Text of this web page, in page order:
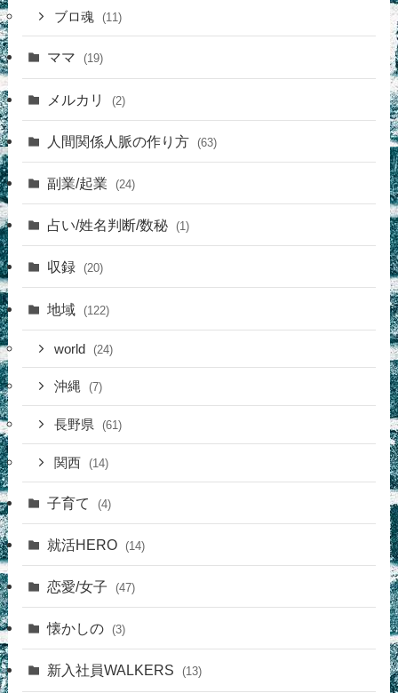
ブロ魂 (11)
ママ (19)
メルカリ (2)
人間関係人脈の作り方 (63)
副業/起業 (24)
占い/姓名判断/数秘 (1)
収録 (20)
地域 (122)
world (24)
沖縄 (7)
長野県 (61)
関西 (14)
子育て (4)
就活HERO (14)
恋愛/女子 (47)
懐かしの (3)
新入社員WALKERS (13)